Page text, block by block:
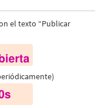
el texto “Publicar